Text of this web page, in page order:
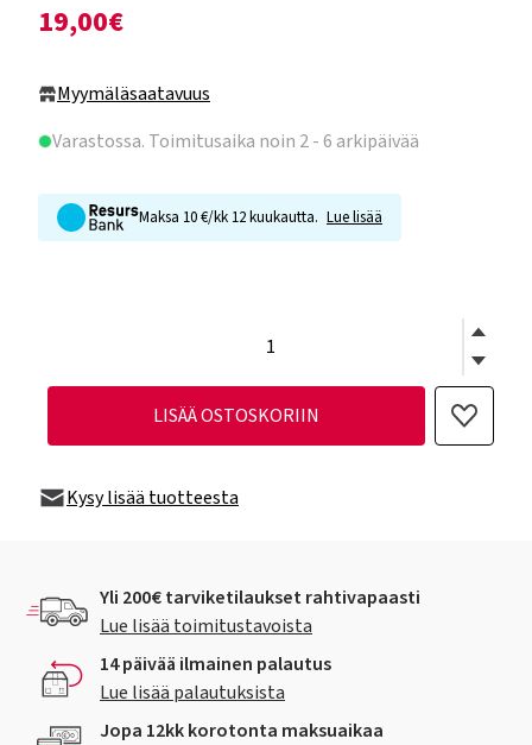
19,00€
Myymäläsaatavuus
Varastossa. Toimitusaika noin 2 - 6 arkipäivää
Maksa 10 €/kk 12 kuukautta. Lue lisää
LISÄÄ OSTOSKORIIN
Kysy lisää tuotteesta
Yli 200€ tarviketilaukset rahtivapaasti
Lue lisää toimitustavoista
14 päivää ilmainen palautus
Lue lisää palautuksista
Jopa 12kk korotonta maksuaikaa